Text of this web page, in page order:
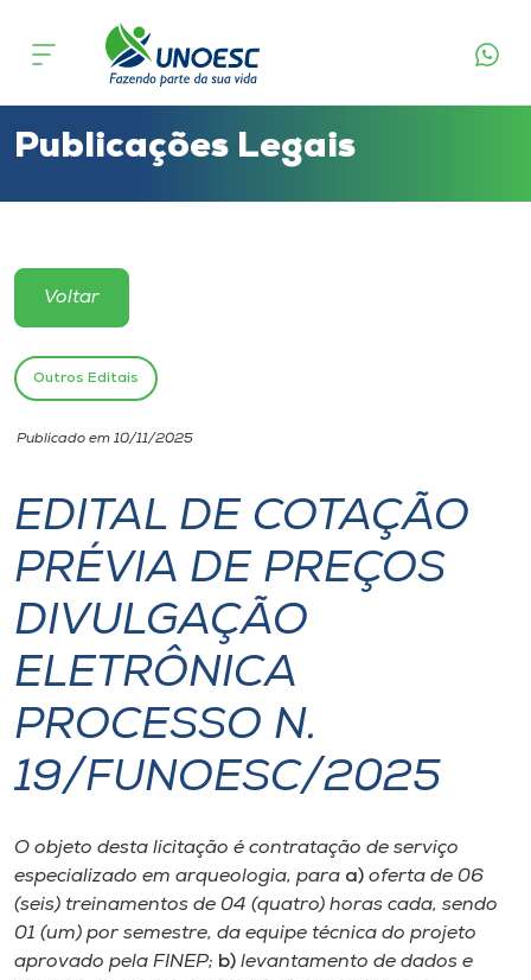
Cursos
Atendimento ao Estudante
Portal de Ensino
Unoesc
Internacionalização
I.nova
Diplomados
Cultura
CPA
Biblioteca
Editora
Publicações Legais
Voltar
Outros Editais
Publicado em 10/11/2025
EDITAL DE COTAÇÃO
PRÉVIA DE PREÇOS
DIVULGAÇÃO
ELETRÔNICA
PROCESSO N.
19/FUNOESC/2025
O objeto desta licitação é contratação de serviço
especializado em arqueologia, para a) oferta de 06
(seis) treinamentos de 04 (quatro) horas cada, sendo
01 (um) por semestre, da equipe técnica do projeto
aprovado pela FINEP; b) levantamento de dados e